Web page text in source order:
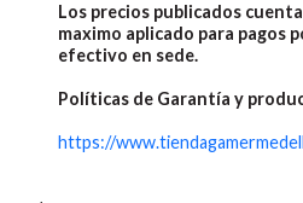
Los precios publicados
maximo aplicado para pagos
efectivo en sede.
Políticas de Garantía y
https://